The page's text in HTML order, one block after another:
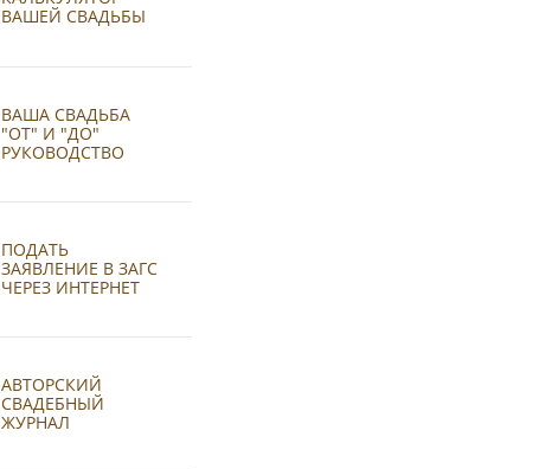
ВАШЕЙ СВАДЬБЫ
ВАША СВАДЬБА
"ОТ" И "ДО"
РУКОВОДСТВО
ПОДАТЬ
ЗАЯВЛЕНИЕ В ЗАГС
ЧЕРЕЗ ИНТЕРНЕТ
АВТОРСКИЙ
СВАДЕБНЫЙ
ЖУРНАЛ